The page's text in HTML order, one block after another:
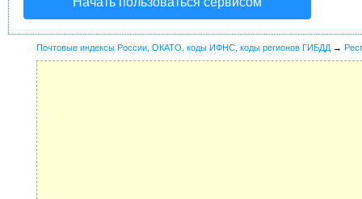
Почтовые индексы России, ОКАТО, коды ИФНС, коды регионов ГИБДД →